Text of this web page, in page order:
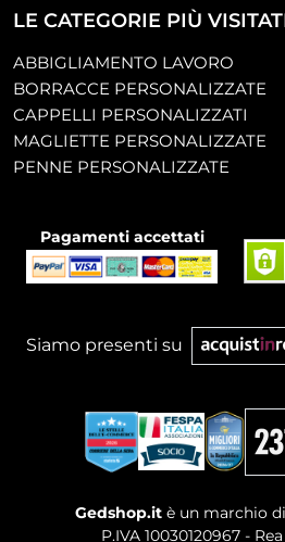
LE CATEGORIE PIÙ
ABBIGLIAMENTO LAVORO
BORRACCE PERSONALIZZATE
CAPPELLI PERSONALIZZATI
MAGLIETTE PERSONALIZZATE
PENNE PERSONALIZZATE
Pagamenti accettati
Siamo presenti su
Gedshop.it è un marchio
P.IVA 10030120967 -